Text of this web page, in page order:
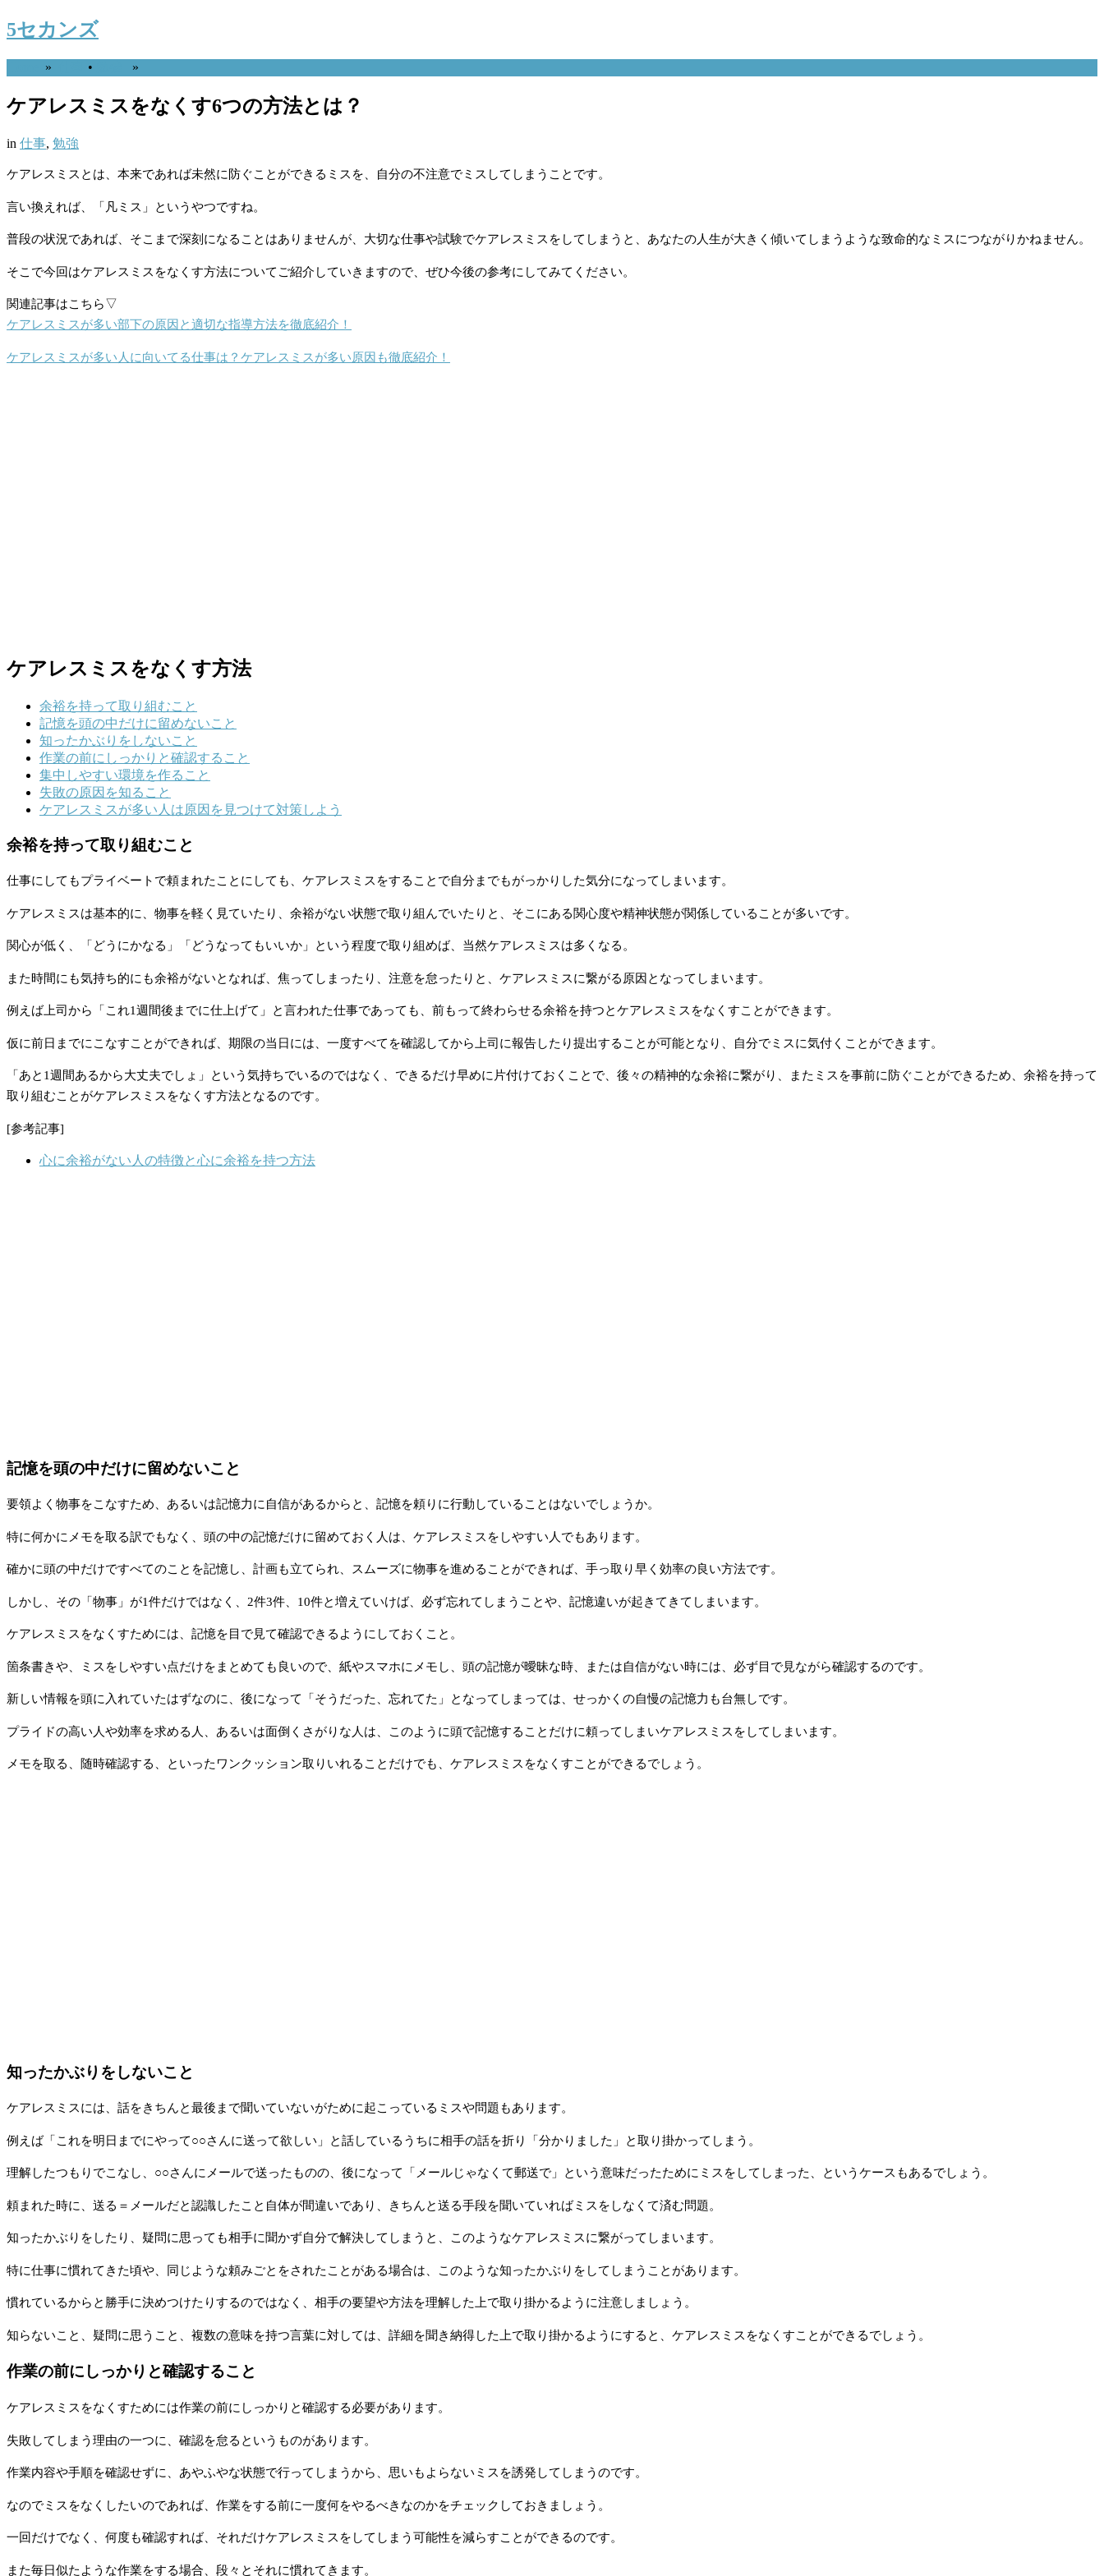
5セカンズ
» • »
ケアレスミスをなくす6つの方法とは？
in 仕事, 勉強
ケアレスミスとは、本来であれば未然に防ぐことができるミスを、自分の不注意でミスしてしまうことです。
言い換えれば、「凡ミス」というやつですね。
普段の状況であれば、そこまで深刻になることはありませんが、大切な仕事や試験でケアレスミスをしてしまうと、あなたの人生が大きく傾いてしまうような致命的なミスにつながりかねません。
そこで今回はケアレスミスをなくす方法についてご紹介していきますので、ぜひ今後の参考にしてみてください。
関連記事はこちら▽
ケアレスミスが多い部下の原因と適切な指導方法を徹底紹介！
ケアレスミスが多い人に向いてる仕事は？ケアレスミスが多い原因も徹底紹介！
ケアレスミスをなくす方法
余裕を持って取り組むこと
記憶を頭の中だけに留めないこと
知ったかぶりをしないこと
作業の前にしっかりと確認すること
集中しやすい環境を作ること
失敗の原因を知ること
ケアレスミスが多い人は原因を見つけて対策しよう
余裕を持って取り組むこと
仕事にしてもプライベートで頼まれたことにしても、ケアレスミスをすることで自分までもがっかりした気分になってしまいます。
ケアレスミスは基本的に、物事を軽く見ていたり、余裕がない状態で取り組んでいたりと、そこにある関心度や精神状態が関係していることが多いです。
関心が低く、「どうにかなる」「どうなってもいいか」という程度で取り組めば、当然ケアレスミスは多くなる。
また時間にも気持ち的にも余裕がないとなれば、焦ってしまったり、注意を怠ったりと、ケアレスミスに繋がる原因となってしまいます。
例えば上司から「これ1週間後までに仕上げて」と言われた仕事であっても、前もって終わらせる余裕を持つとケアレスミスをなくすことができます。
仮に前日までにこなすことができれば、期限の当日には、一度すべてを確認してから上司に報告したり提出することが可能となり、自分でミスに気付くことができます。
「あと1週間あるから大丈夫でしょ」という気持ちでいるのではなく、できるだけ早めに片付けておくことで、後々の精神的な余裕に繋がり、またミスを事前に防ぐことができるため、余裕を持って
取り組むことがケアレスミスをなくす方法となるのです。
[参考記事]
心に余裕がない人の特徴と心に余裕を持つ方法
記憶を頭の中だけに留めないこと
要領よく物事をこなすため、あるいは記憶力に自信があるからと、記憶を頼りに行動していることはないでしょうか。
特に何かにメモを取る訳でもなく、頭の中の記憶だけに留めておく人は、ケアレスミスをしやすい人でもあります。
確かに頭の中だけですべてのことを記憶し、計画も立てられ、スムーズに物事を進めることができれば、手っ取り早く効率の良い方法です。
しかし、その「物事」が1件だけではなく、2件3件、10件と増えていけば、必ず忘れてしまうことや、記憶違いが起きてきてしまいます。
ケアレスミスをなくすためには、記憶を目で見て確認できるようにしておくこと。
箇条書きや、ミスをしやすい点だけをまとめても良いので、紙やスマホにメモし、頭の記憶が曖昧な時、または自信がない時には、必ず目で見ながら確認するのです。
新しい情報を頭に入れていたはずなのに、後になって「そうだった、忘れてた」となってしまっては、せっかくの自慢の記憶力も台無しです。
プライドの高い人や効率を求める人、あるいは面倒くさがりな人は、このように頭で記憶することだけに頼ってしまいケアレスミスをしてしまいます。
メモを取る、随時確認する、といったワンクッション取りいれることだけでも、ケアレスミスをなくすことができるでしょう。
知ったかぶりをしないこと
ケアレスミスには、話をきちんと最後まで聞いていないがために起こっているミスや問題もあります。
例えば「これを明日までにやって○○さんに送って欲しい」と話しているうちに相手の話を折り「分かりました」と取り掛かってしまう。
理解したつもりでこなし、○○さんにメールで送ったものの、後になって「メールじゃなくて郵送で」という意味だったためにミスをしてしまった、というケースもあるでしょう。
頼まれた時に、送る＝メールだと認識したこと自体が間違いであり、きちんと送る手段を聞いていればミスをしなくて済む問題。
知ったかぶりをしたり、疑問に思っても相手に聞かず自分で解決してしまうと、このようなケアレスミスに繋がってしまいます。
特に仕事に慣れてきた頃や、同じような頼みごとをされたことがある場合は、このような知ったかぶりをしてしまうことがあります。
慣れているからと勝手に決めつけたりするのではなく、相手の要望や方法を理解した上で取り掛かるように注意しましょう。
知らないこと、疑問に思うこと、複数の意味を持つ言葉に対しては、詳細を聞き納得した上で取り掛かるようにすると、ケアレスミスをなくすことができるでしょう。
作業の前にしっかりと確認すること
ケアレスミスをなくすためには作業の前にしっかりと確認する必要があります。
失敗してしまう理由の一つに、確認を怠るというものがあります。
作業内容や手順を確認せずに、あやふやな状態で行ってしまうから、思いもよらないミスを誘発してしまうのです。
なのでミスをなくしたいのであれば、作業をする前に一度何をやるべきなのかをチェックしておきましょう。
一回だけでなく、何度も確認すれば、それだけケアレスミスをしてしまう可能性を減らすことができるのです。
また毎日似たような作業をする場合、段々とそれに慣れてきます。